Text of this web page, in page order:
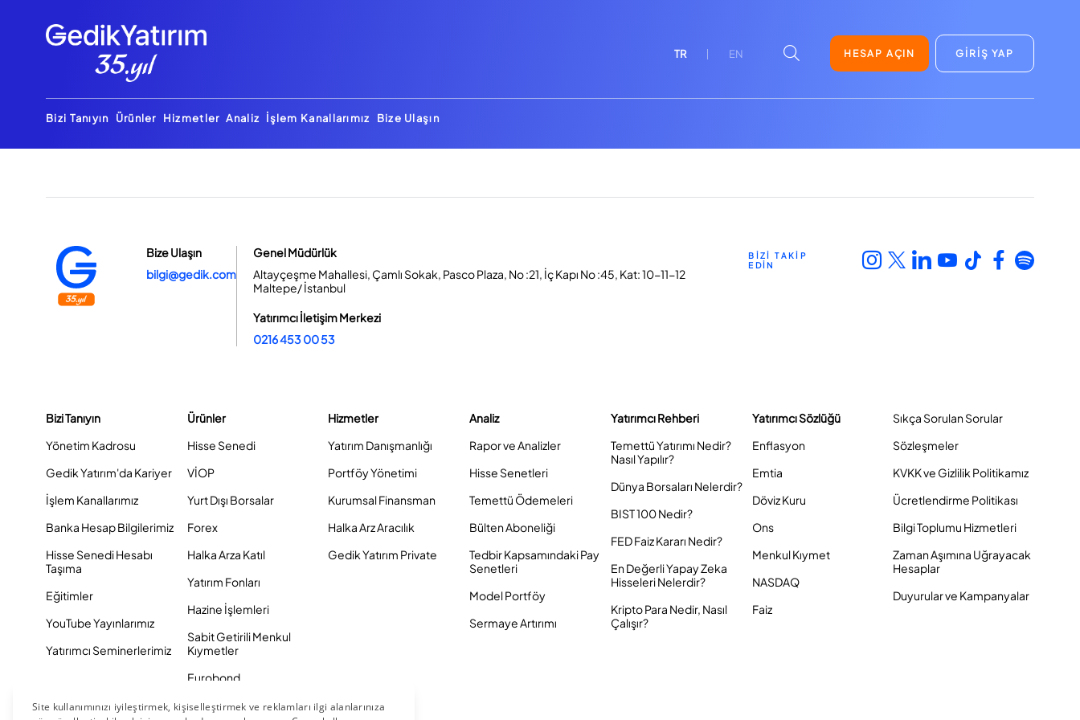
TR EN HESAP AÇIN GİRİŞ YAP
Bizi Tanıyın Ürünler Hizmetler Analiz İşlem Kanallarımız Bize Ulaşın
Bize Ulaşın
bilgi@gedik.com
Genel Müdürlük
Altayçeşme Mahallesi, Çamlı Sokak, Pasco Plaza, No :21, İç Kapı No :45, Kat: 10-11-12
Maltepe/ İstanbul
Yatırımcı İletişim Merkezi
0216 453 00 53
BİZİ TAKİP
EDİN
Bizi Tanıyın
Yönetim Kadrosu
Gedik Yatırım'da Kariyer
İşlem Kanallarımız
Banka Hesap Bilgilerimiz
Hisse Senedi Hesabı
Taşıma
Eğitimler
YouTube Yayınlarımız
Yatırımcı Seminerlerimiz
Ürünler
Hisse Senedi
VİOP
Yurt Dışı Borsalar
Forex
Halka Arza Katıl
Yatırım Fonları
Hazine İşlemleri
Sabit Getirili Menkul
Kıymetler
Eurobond
Tahvil ve Bono
Hizmetler
Yatırım Danışmanlığı
Portföy Yönetimi
Kurumsal Finansman
Halka Arz Aracılık
Gedik Yatırım Private
Analiz
Rapor ve Analizler
Hisse Senetleri
Temettü Ödemeleri
Bülten Aboneliği
Tedbir Kapsamındaki Pay
Senetleri
Model Portföy
Sermaye Artırımı
Yatırımcı Rehberi
Temettü Yatırımı Nedir?
Nasıl Yapılır?
Dünya Borsaları Nelerdir?
BIST 100 Nedir?
FED Faiz Kararı Nedir?
En Değerli Yapay Zeka
Hisseleri Nelerdir?
Kripto Para Nedir, Nasıl
Çalışır?
Yatırımcı Sözlüğü
Enflasyon
Emtia
Döviz Kuru
Ons
Menkul Kıymet
NASDAQ
Faiz
Sıkça Sorulan Sorular
Sözleşmeler
KVKK ve Gizlilik Politikamız
Ücretlendirme Politikası
Bilgi Toplumu Hizmetleri
Zaman Aşımına Uğrayacak
Hesaplar
Duyurular ve Kampanyalar